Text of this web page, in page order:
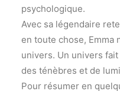
psychologique.
Avec sa légendaire
en toute chose, Emma
univers. Un univers
des ténèbres et de
Pour résumer en